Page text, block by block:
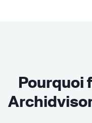
Pourquoi